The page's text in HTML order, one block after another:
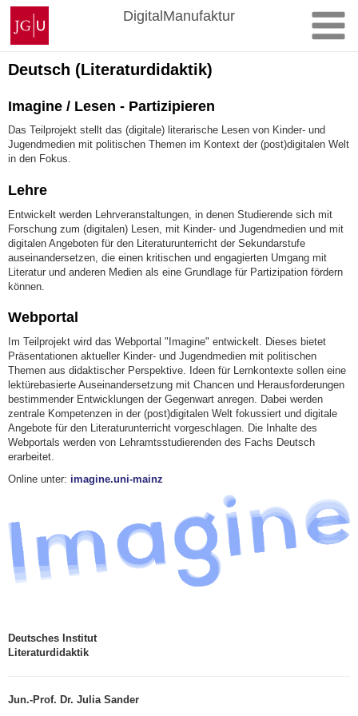
Zum
Inhalt
springen
Johannes
Gutenberg-
Universität
Mainz
DigitalManufaktur
Deutsch (Literaturdidaktik)
Imagine / Lesen - Partizipieren
Das Teilprojekt stellt das (digitale) literarische Lesen von Kinder- und
Jugendmedien mit politischen Themen im Kontext der (post)digitalen Welt
in den Fokus.
Lehre
Entwickelt werden Lehrveranstaltungen, in denen Studierende sich mit
Forschung zum (digitalen) Lesen, mit Kinder- und Jugendmedien und mit
digitalen Angeboten für den Literaturunterricht der Sekundarstufe
auseinandersetzen, die einen kritischen und engagierten Umgang mit
Literatur und anderen Medien als eine Grundlage für Partizipation fördern
können.
Webportal
Im Teilprojekt wird das Webportal "Imagine" entwickelt. Dieses bietet
Präsentationen aktueller Kinder- und Jugendmedien mit politischen
Themen aus didaktischer Perspektive. Ideen für Lernkontexte sollen eine
lektürebasierte Auseinandersetzung mit Chancen und Herausforderungen
bestimmender Entwicklungen der Gegenwart anregen. Dabei werden
zentrale Kompetenzen in der (post)digitalen Welt fokussiert und digitale
Angebote für den Literaturunterricht vorgeschlagen. Die Inhalte des
Webportals werden von Lehramtsstudierenden des Fachs Deutsch
erarbeitet.
Online unter: imagine.uni-mainz
Deutsches Institut
Literaturdidaktik
Jun.-Prof. Dr. Julia Sander